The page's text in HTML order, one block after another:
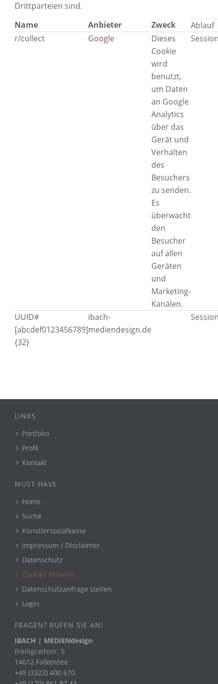
Drittparteien sind.
Name
Anbieter Zweck
Ablauf
r/collect
Google
Dieses
Cookie
wird
benutzt,
um Daten
an Google
Analytics
über das
Gerät und
Verhalten
des
Besuchers
zu senden.
Es
überwacht
den
Besucher
auf allen
Geräten
und
Marketing-
Kanälen.
UUID#
[abcdef0123456789]
{32}
ibach-
mediendesign.de
LINKS
Portfolio
Profil
Kontakt
MUST HAVE
Home
Suche
Künstlersozialkasse
Impressum / Disclaimer
Datenschutz
Cookies Hinweis
Datenschutzanfrage stellen
Login
FRAGEN? RUFEN SIE AN!
IBACH | MEDIENdesign
Freiligrathstr. 5
14612 Falkensee
+49 (3322) 400 670